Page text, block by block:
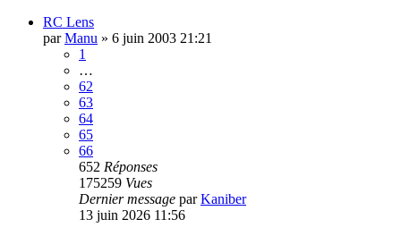
RC Lens
parManu » 6 juin 2003 21:21
1
…
62
63
64
65
66
652 Réponses
175259 Vues
Dernier message parKaniber
13 juin 2026 11:56